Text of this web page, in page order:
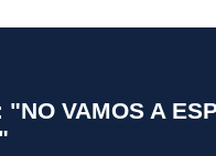
VAMOS A